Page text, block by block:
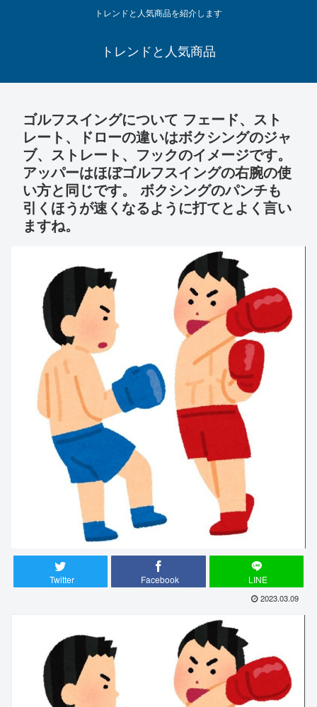
トレンドと人気商品を紹介します
トレンドと人気商品
ゴルフスイングについて フェード、スト
レート、ドローの違いはボクシングのジャ
ブ、ストレート、フックのイメージです。
アッパーはほぼゴルフスイングの右腕の使
い方と同じです。 ボクシングのパンチも
引くほうが速くなるように打てとよく言い
ますね。
Twitter Facebook LINE
2023.03.09